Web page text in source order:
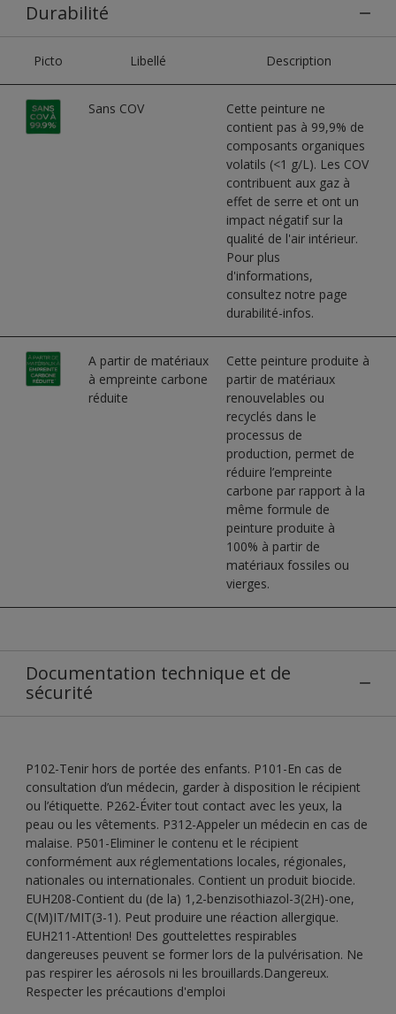
Durabilité
Picto Libellé Description
Sans COV
Cette peinture ne
contient pas à 99,9% de
composants organiques
volatils (<1 g/L). Les COV
contribuent aux gaz à
effet de serre et ont un
impact négatif sur la
qualité de l'air intérieur.
Pour plus
d'informations,
consultez notre page
durabilité-infos.
A partir de matériaux
à empreinte carbone
réduite
Cette peinture produite à
partir de matériaux
renouvelables ou
recyclés dans le
processus de
production, permet de
réduire l’empreinte
carbone par rapport à la
même formule de
peinture produite à
100% à partir de
matériaux fossiles ou
vierges.
Documentation technique et de
sécurité
P102-Tenir hors de portée des enfants. P101-En cas de
consultation d’un médecin, garder à disposition le récipient
ou l’étiquette. P262-Éviter tout contact avec les yeux, la
peau ou les vêtements. P312-Appeler un médecin en cas de
malaise. P501-Eliminer le contenu et le récipient
conformément aux réglementations locales, régionales,
nationales ou internationales. Contient un produit biocide.
EUH208-Contient du (de la) 1,2-benzisothiazol-3(2H)-one,
C(M)IT/MIT(3-1). Peut produire une réaction allergique.
EUH211-Attention! Des gouttelettes respirables
dangereuses peuvent se former lors de la pulvérisation. Ne
pas respirer les aérosols ni les brouillards.Dangereux.
Respecter les précautions d'emploi